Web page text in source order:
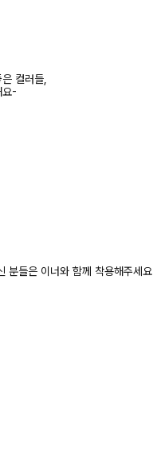
컬러들,
요-
분들은 이너와 함께 착용해주세요